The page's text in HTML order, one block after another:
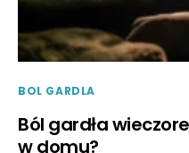
BOL GARDLA
Ból gardła
w domu?